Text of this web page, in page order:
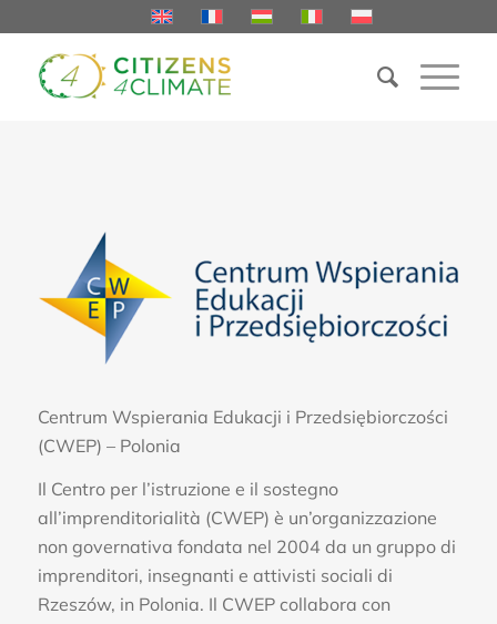
Centrum Wspierania Edukacji i Przedsiębiorczości
(CWEP) – Polonia
Il Centro per l’istruzione e il sostegno
all’imprenditorialità (CWEP) è un’organizzazione
non governativa fondata nel 2004 da un gruppo di
imprenditori, insegnanti e attivisti sociali di
Rzeszów, in Polonia. Il CWEP collabora con